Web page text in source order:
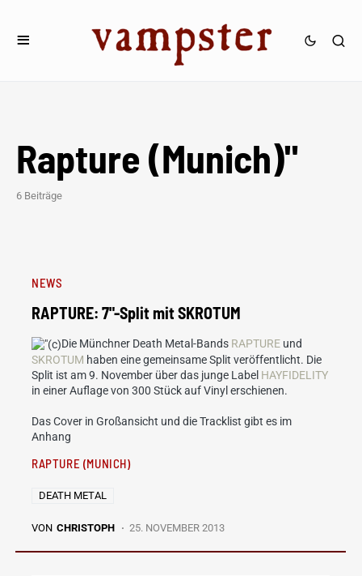
Rapture (Munich)"
6 Beiträge
NEWS
RAPTURE: 7"-Split mit SKROTUM
Die Münchner Death Metal-Bands RAPTURE und
SKROTUM haben eine gemeinsame Split veröffentlicht. Die
Split ist am 9. November über das junge Label HAYFIDELITY
in einer Auflage von 300 Stück auf Vinyl erschienen.
Das Cover in Großansicht und die Tracklist gibt es im
Anhang
RAPTURE (MUNICH)
DEATH METAL
VON CHRISTOPH 25. NOVEMBER 2013